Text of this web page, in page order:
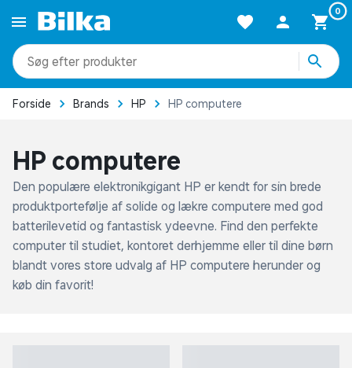
0
produkter
kategorier
Forside Brands HP HP computere
HP computere
Den populære elektronikgigant HP er kendt for sin brede
produktportefølje af solide og lækre computere med god
batterilevetid og fantastisk ydeevne. Find den perfekte
computer til studiet, kontoret derhjemme eller til dine børn
blandt vores store udvalg af HP computere herunder og
køb din favorit!